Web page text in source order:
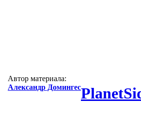
Автор материала:
Александр Домингес